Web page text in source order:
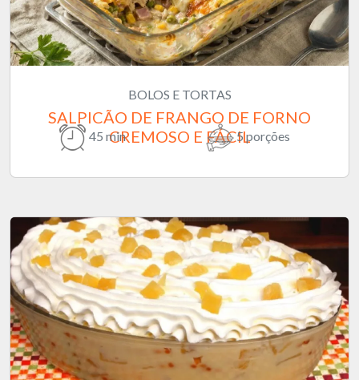
BOLOS E TORTAS
SALPICÃO DE FRANGO DE FORNO
CREMOSO E FÁCIL
45 min 5 porções